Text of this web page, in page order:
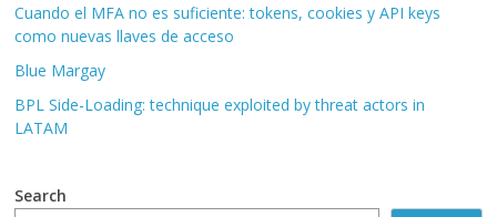
Cuando el MFA no es suficiente: tokens, cookies y API keys
como nuevas llaves de acceso
Blue Margay
BPL Side-Loading: technique exploited by threat actors in
LATAM
Search